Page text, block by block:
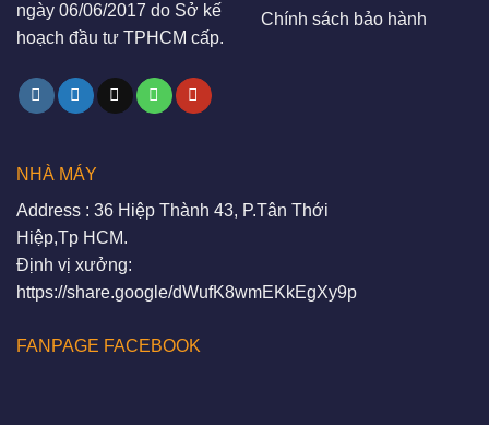
ngày 06/06/2017 do Sở kế
hoạch đầu tư TPHCM cấp.
Chính sách bảo hành
NHÀ MÁY
Address : 36 Hiệp Thành 43, P.Tân Thới
Hiệp,Tp HCM.
Định vị xưởng:
https://share.google/dWufK8wmEKkEgXy9p
FANPAGE FACEBOOK